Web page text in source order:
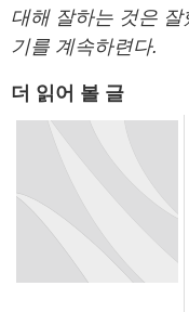
대해 잘하는 것은
기를 계속하련다.
더 읽어 볼 글